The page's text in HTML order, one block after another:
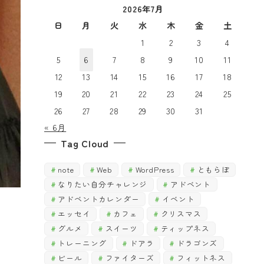
2026年7月
日
月 火 水 木 金
土
1
2 3
4
5
6 7 8 9 10
11
12
13 14 15 16 17
18
19
20 21 22 23 24
25
26
27 28 29 30
31
« 6月
Tag Cloud
note Web WordPress
ともらぼ
なりたい自分チャレンジ
アドベント
アドベントカレンダー
イベント
エッセイ
カフェ
クリスマス
グルメ
スイーツ
ティップネス
トレーニング
ドアラ
ドラゴンズ
ビール
ファイターズ フィットネス